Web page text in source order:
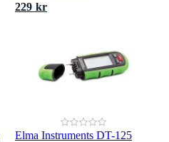
229 kr
Elma Instruments DT-125